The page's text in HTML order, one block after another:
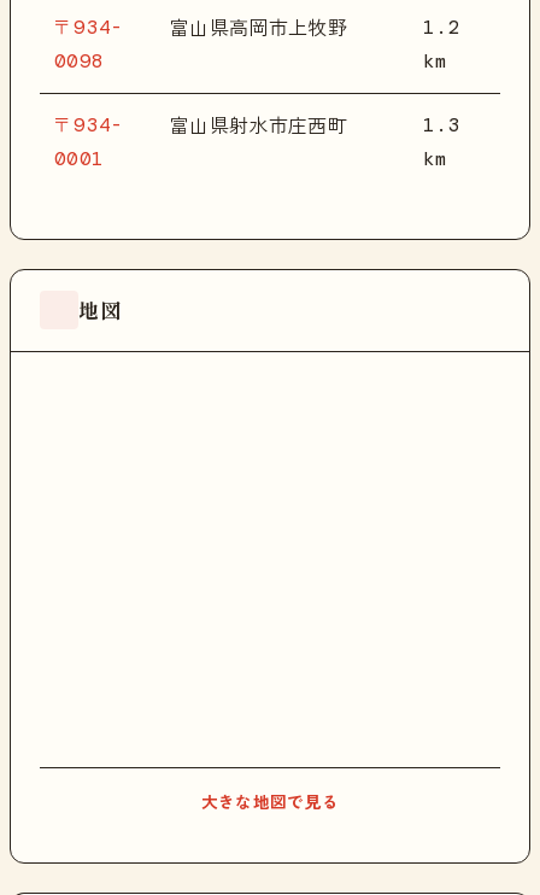
〒934-
0098
富山県高岡市上牧野
1.2
km
〒934-
0001
富山県射水市庄西町
1.3
km
地図
大きな地図で見る